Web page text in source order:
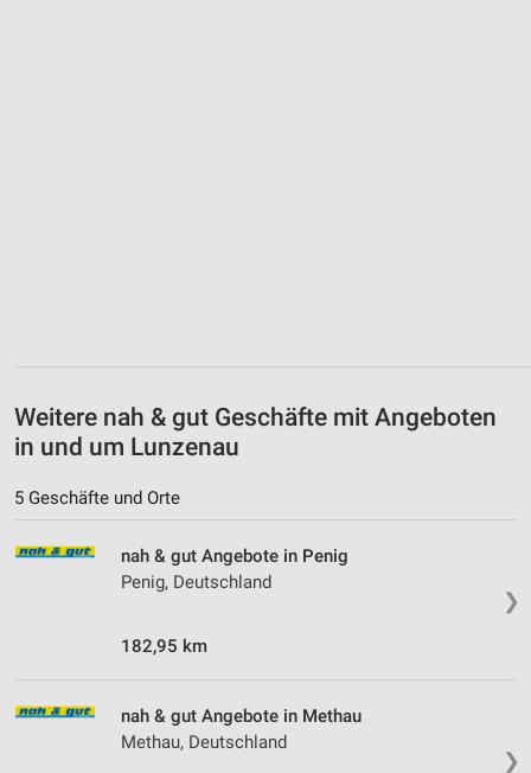
Weitere nah & gut Geschäfte mit Angeboten
in und um Lunzenau
5 Geschäfte und Orte
❯
nah & gut Angebote in Penig
Penig, Deutschland
182,95 km
❯
nah & gut Angebote in Methau
Methau, Deutschland